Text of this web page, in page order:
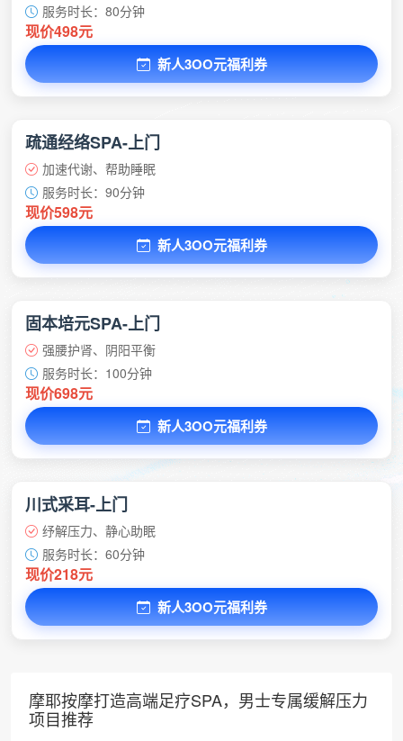
服务时长：80分钟
现价498元
新人3OO元福利券
疏通经络SPA-上门
加速代谢、帮助睡眠
服务时长：90分钟
现价598元
新人3OO元福利券
固本培元SPA-上门
强腰护肾、阴阳平衡
服务时长：100分钟
现价698元
新人3OO元福利券
川式采耳-上门
纾解压力、静心助眠
服务时长：60分钟
现价218元
新人3OO元福利券
摩耶按摩打造高端足疗SPA，男士专属缓解压力
项目推荐